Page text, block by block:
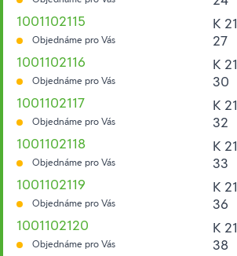
1001102115
Objednáme pro Vás
K 21
27
1001102116
Objednáme pro Vás
K 21
30
1001102117
Objednáme pro Vás
K 21
32
1001102118
Objednáme pro Vás
K 21
33
1001102119
Objednáme pro Vás
K 21
36
1001102120
Objednáme pro Vás
K 21
38